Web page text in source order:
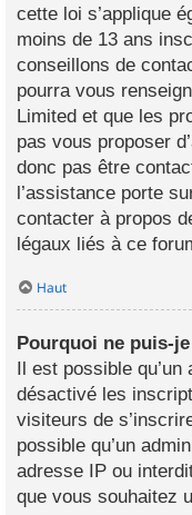
cette loi s’applique
moins de 13 ans
conseillons de
pourra vous
Limited et que les
pas vous proposer
donc pas être
l’assistance porte
contacter à propos
légaux liés à ce
Haut
Pourquoi ne puis-
Il est possible
désactivé les
visiteurs de
possible qu’un
adresse IP ou
que vous souhaitez